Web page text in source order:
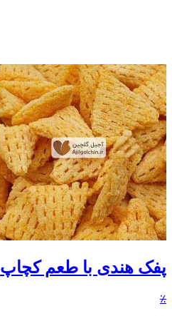
پفک هندی با طعم کچاپ
٪